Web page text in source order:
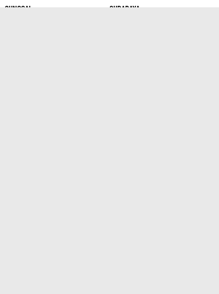
SUNGGAL
SURABAYA